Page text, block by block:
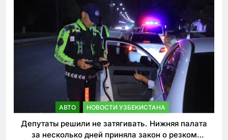
АВТО НОВОСТИ УЗБЕКИСТАНА
Депутаты решили не затягивать. Нижняя палата
за несколько дней приняла закон о резком